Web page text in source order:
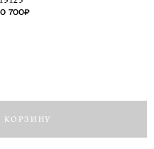
700₽
КОРЗИНУ